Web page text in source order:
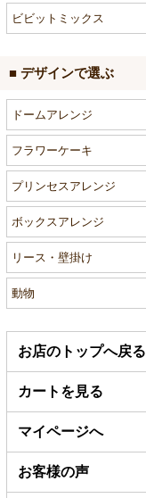
ビビットミックス
■ デザインで選ぶ
ドームアレンジ
フラワーケーキ
プリンセスアレンジ
ボックスアレンジ
リース・壁掛け
動物
お店のトップへ戻る
カートを見る
マイページへ
お客様の声